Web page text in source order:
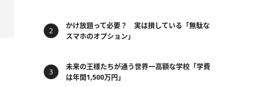
かけ放題って必要？ 実は損している「無駄な
スマホのオプション」
未来の王様たちが通う世界一高額な学校「学費
は年間1,500万円」